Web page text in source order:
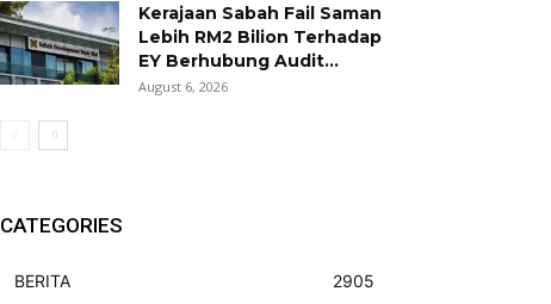
Kerajaan Sabah Fail Saman
Lebih RM2 Bilion Terhadap
EY Berhubung Audit...
August 6, 2026
CATEGORIES
BERITA
2905